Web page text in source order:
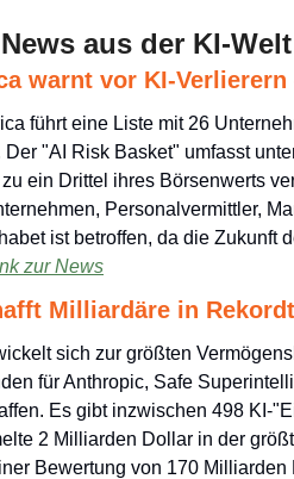
aus der KI-Welt
warnt vor KI-
führt eine Liste mit 26
Der "AI Risk Basket" umfasst
ein Drittel ihres Börsenwerts
Personalvermittler,
ist betroffen, da die Zukunft
zur News
Milliardäre in
sich zur größten
für Anthropic, Safe
Es gibt inzwischen 498 KI-
2 Milliarden Dollar in der
Bewertung von 170